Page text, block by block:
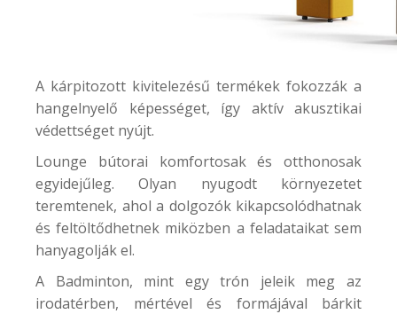
A kárpitozott kivitelezésű termékek fokozzák a
hangelnyelő képességet, így aktív akusztikai
védettséget nyújt.
Lounge bútorai komfortosak és otthonosak
egyidejűleg. Olyan nyugodt környezetet
teremtenek, ahol a dolgozók kikapcsolódhatnak
és feltöltődhetnek miközben a feladataikat sem
hanyagolják el.
A Badminton, mint egy trón jeleik meg az
irodatérben, mértével és formájával bárkit